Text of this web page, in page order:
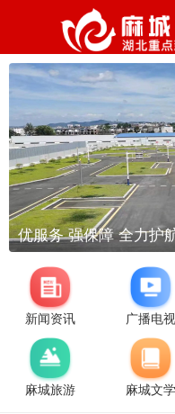
优服务 强保障 全力护
新闻资讯 广播电视
麻城旅游 麻城文学